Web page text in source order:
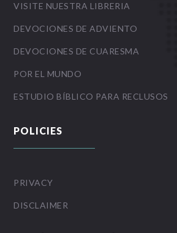
VISITE NUESTRA LIBRERIA
DEVOCIONES DE ADVIENTO
DEVOCIONES DE CUARESMA
POR EL MUNDO
ESTUDIO BÍBLICO PARA RECLUSOS
POLICIES
PRIVACY
DISCLAIMER